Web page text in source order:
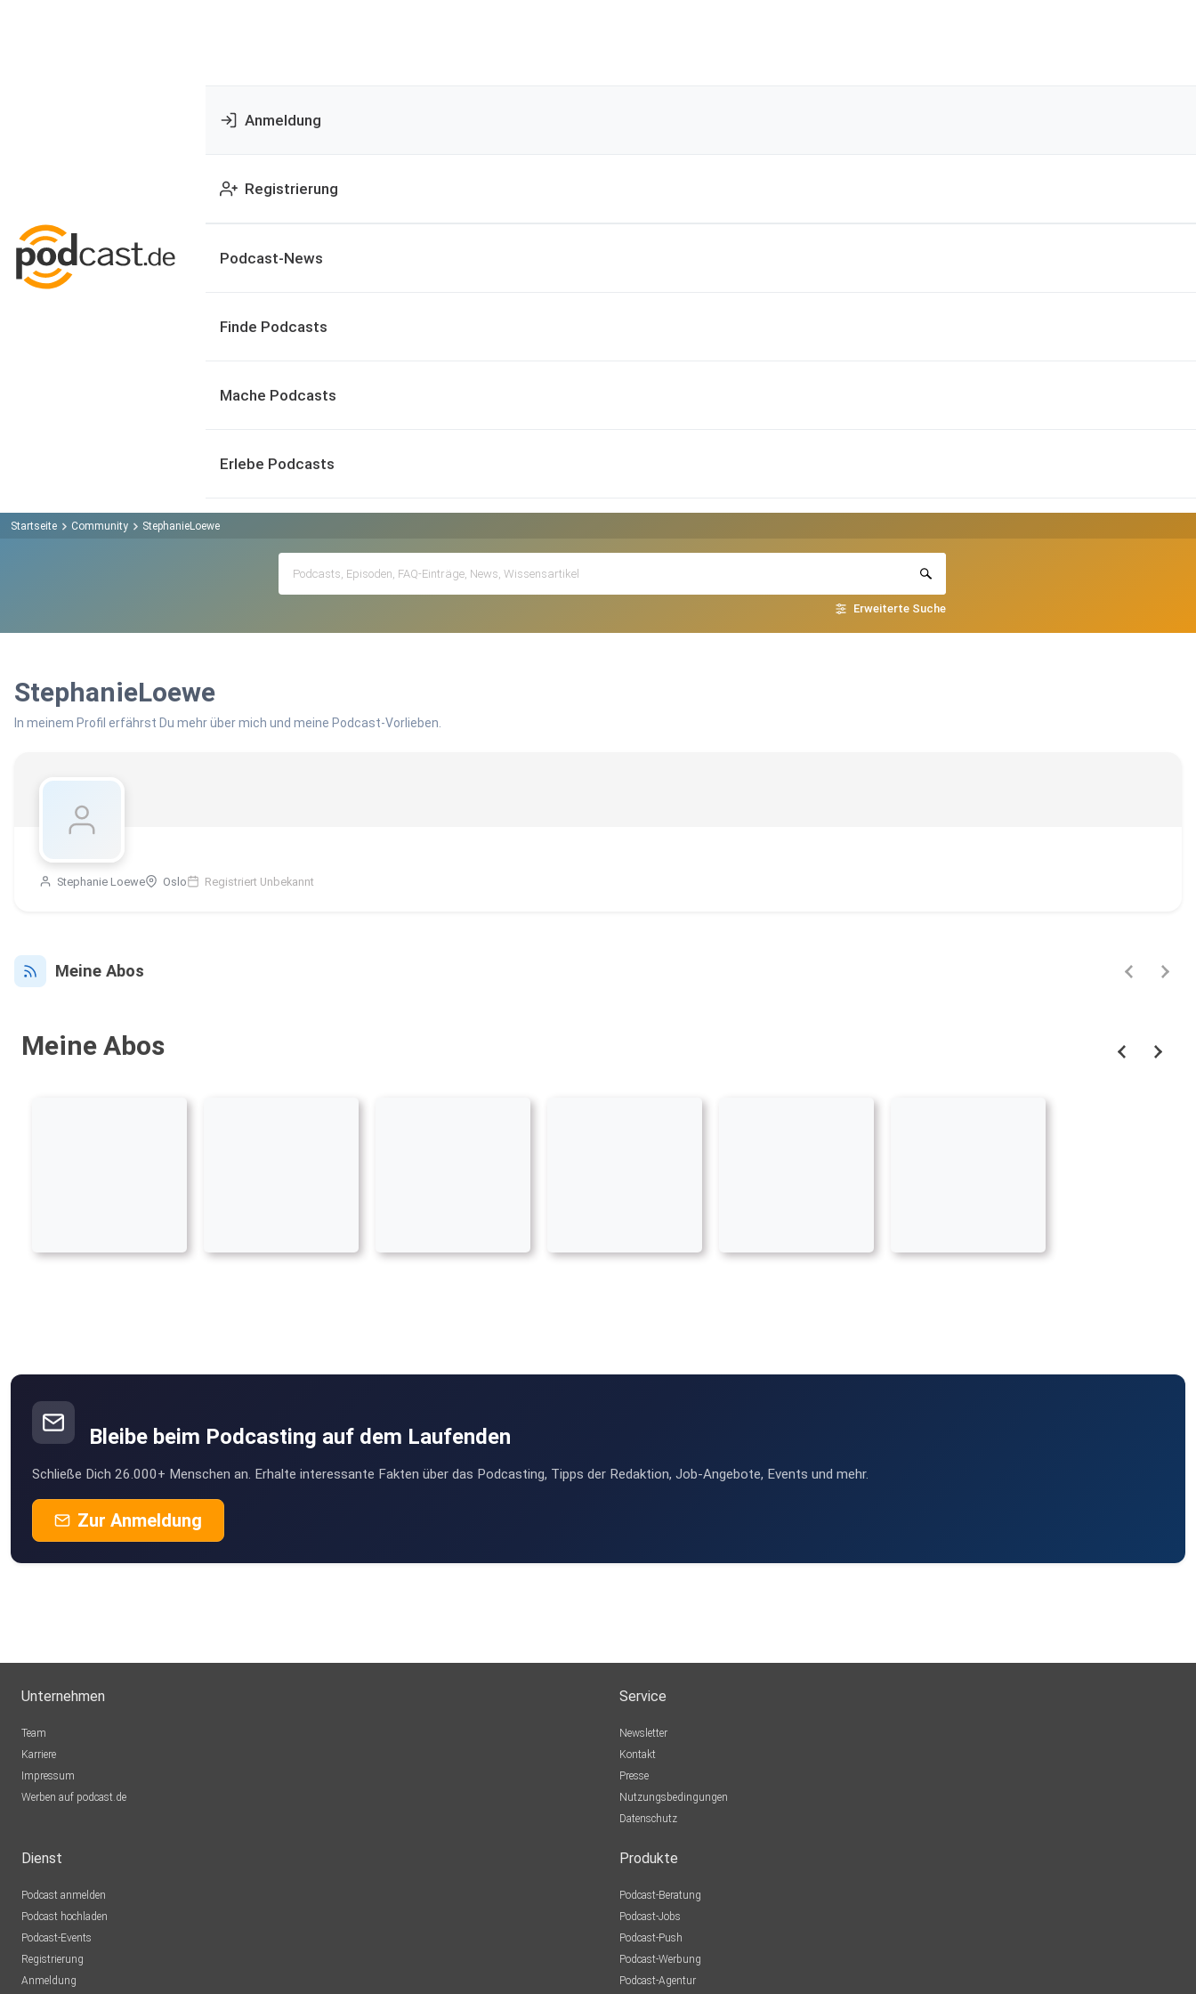
Anmeldung
Registrierung
Podcast-News
Finde Podcasts
Mache Podcasts
Erlebe Podcasts
Startseite Community StephanieLoewe
Erweiterte Suche
StephanieLoewe
In meinem Profil erfährst Du mehr über mich und meine Podcast-Vorlieben.
Stephanie Loewe Oslo Registriert Unbekannt
Meine Abos
Meine Abos
Bleibe beim Podcasting auf dem Laufenden
Schließe Dich 26.000+ Menschen an. Erhalte interessante Fakten über das Podcasting, Tipps der Redaktion, Job-Angebote, Events und mehr.
Zur Anmeldung
Unternehmen
Team
Karriere
Impressum
Werben auf podcast.de
Service
Newsletter
Kontakt
Presse
Nutzungsbedingungen
Datenschutz
Dienst
Podcast anmelden
Podcast hochladen
Podcast-Events
Registrierung
Anmeldung
Produkte
Podcast-Beratung
Podcast-Jobs
Podcast-Push
Podcast-Werbung
Podcast-Agentur